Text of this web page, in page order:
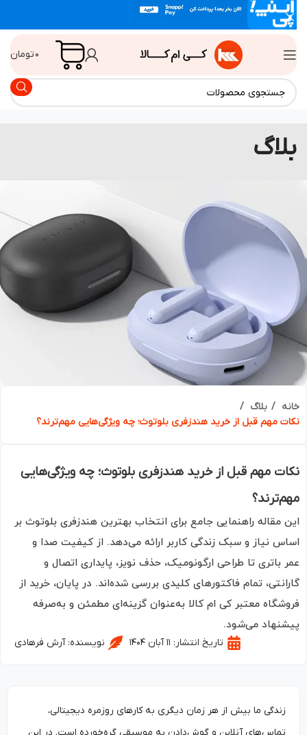
تومان
بلاگ
مهم قبل از خرید هندزفری بلوتوث؛ چه ویژگی‌هایی مهم‌ترند؟
مهم قبل از خرید هندزفری بلوتوث؛ چه ویژگی‌هایی
مقاله راهنمایی جامع برای انتخاب بهترین هندزفری بلوتوث بر
نیاز و سبک زندگی کاربر ارائه می‌دهد. از کیفیت صدا و
باتری تا طراحی ارگونومیک، حذف نویز، پایداری اتصال و
تمام فاکتورهای کلیدی بررسی شده‌اند. در پایان، خرید از
معتبر کی ام کالا به‌عنوان گزینه‌ای مطمئن و به‌صرفه
می‌شود.
تاریخ انتشار: ۱۱ آبان ۱۴۰۴ نویسنده:آرش فرهادی
زندگی ما بیش از هر زمان دیگری به کارهای روزمره‌ دیجیتالی،
تماس‌های آنلاین و گوش‌دادن به موسیقی گره‌خورده است. در این